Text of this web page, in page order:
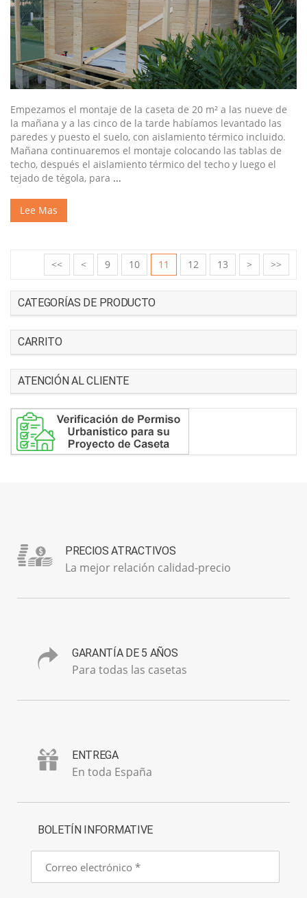
Empezamos el montaje de la caseta de 20 m² a las nueve de
la mañana y a las cinco de la tarde habíamos levantado las
paredes y puesto el suelo, con aislamiento térmico incluido.
Mañana continuaremos el montaje colocando las tablas de
techo, después el aislamiento térmico del techo y luego el
tejado de tégola, para ...
Lee Mas
<< < 9 10 11 12 13 > >>
CATEGORÍAS DE PRODUCTO
CARRITO
ATENCIÓN AL CLIENTE
PRECIOS ATRACTIVOS
La mejor relación calidad-precio
GARANTÍA DE 5 AÑOS
Para todas las casetas
ENTREGA
En toda España
BOLETÍN INFORMATIVE
Correo
electrónico